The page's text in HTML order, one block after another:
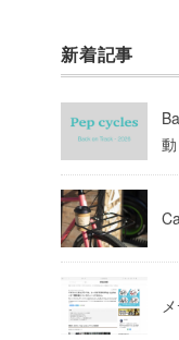
Pep
今週は
ェッ
新着記事
動